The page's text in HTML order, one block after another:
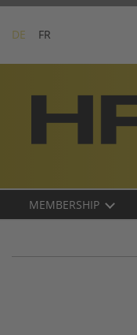
Skip
content
DE FR
Main
DE
MEMBERSHIP